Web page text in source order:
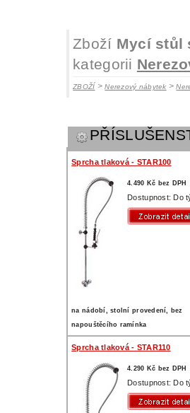
Zboží Mycí stůl
kategorii
ZBOŽÍ>Nerezový nábytek >
Sprcha tlaková - STAR100
4.490 Kč bez DPH
Dostupnost: Do
na nádobí, stolní provedení, bez
napouštěcího ramínka
Sprcha tlaková - STAR110
4.290 Kč bez DPH
Dostupnost: Do